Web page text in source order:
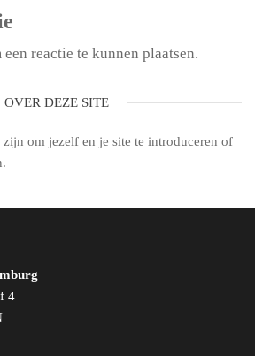
een reactie te kunnen plaatsen.
OVER DEZE SITE
om jezelf en je site te introduceren of
4